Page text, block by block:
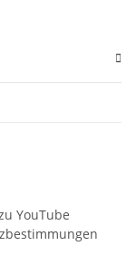
YouTube